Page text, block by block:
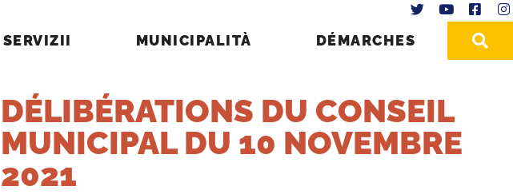
SERVIZII MUNICIPALITÀ DÉMARCHES
DÉLIBÉRATIONS DU CONSEIL
MUNICIPAL DU 10 NOVEMBRE
2021